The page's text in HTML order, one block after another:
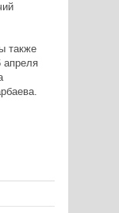
также
апреля